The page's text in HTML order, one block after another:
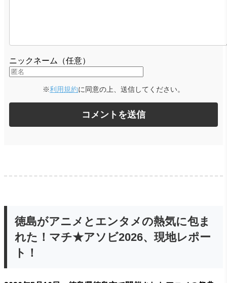
ニックネーム（任意）
※利用規約に同意の上、送信してください。
徳島がアニメとエンタメの熱気に包ま
れた！マチ★アソビ2026、現地レポー
ト！